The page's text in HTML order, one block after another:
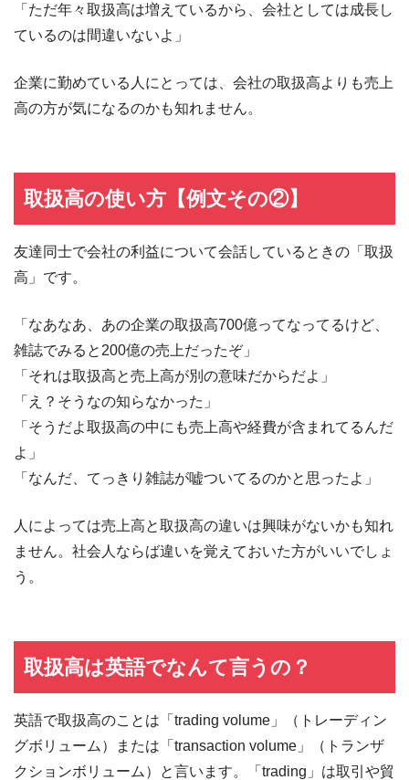
「ただ年々取扱高は増えているから、会社としては成長し
ているのは間違いないよ」
企業に勤めている人にとっては、会社の取扱高よりも売上
高の方が気になるのかも知れません。
取扱高の使い方【例文その②】
友達同士で会社の利益について会話しているときの「取扱
高」です。
「なあなあ、あの企業の取扱高700億ってなってるけど、
雑誌でみると200億の売上だったぞ」
「それは取扱高と売上高が別の意味だからだよ」
「え？そうなの知らなかった」
「そうだよ取扱高の中にも売上高や経費が含まれてるんだ
よ」
「なんだ、てっきり雑誌が嘘ついてるのかと思ったよ」
人によっては売上高と取扱高の違いは興味がないかも知れ
ません。社会人ならば違いを覚えておいた方がいいでしょ
う。
取扱高は英語でなんて言うの？
英語で取扱高のことは「trading volume」（トレーディン
グボリューム）または「transaction volume」（トランザ
クションボリューム）と言います。「trading」は取引や貿